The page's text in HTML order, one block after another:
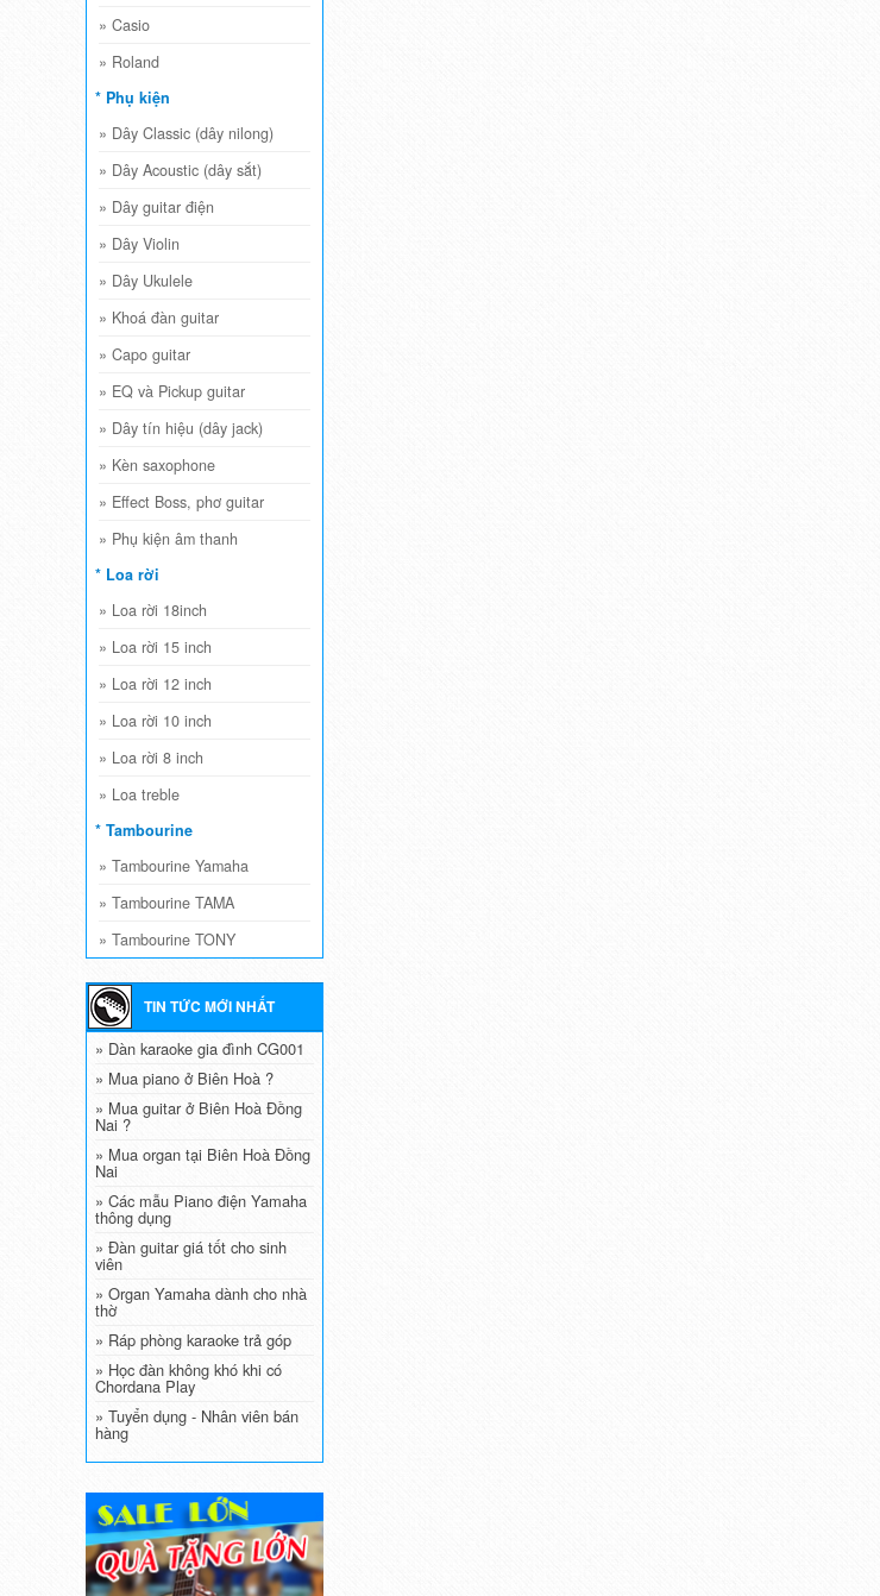
» Casio
» Roland
* Phụ kiện
» Dây Classic (dây nilong)
» Dây Acoustic (dây sắt)
» Dây guitar điện
» Dây Violin
» Dây Ukulele
» Khoá đàn guitar
» Capo guitar
» EQ và Pickup guitar
» Dây tín hiệu (dây jack)
» Kèn saxophone
» Effect Boss, phơ guitar
» Phụ kiện âm thanh
* Loa rời
» Loa rời 18inch
» Loa rời 15 inch
» Loa rời 12 inch
» Loa rời 10 inch
» Loa rời 8 inch
» Loa treble
* Tambourine
» Tambourine Yamaha
» Tambourine TAMA
» Tambourine TONY
TIN TỨC MỚI NHẤT
» Dàn karaoke gia đình CG001
» Mua piano ở Biên Hoà ?
» Mua guitar ở Biên Hoà Đồng
Nai ?
» Mua organ tại Biên Hoà Đồng
Nai
» Các mẫu Piano điện Yamaha
thông dụng
» Đàn guitar giá tốt cho sinh
viên
» Organ Yamaha dành cho nhà
thờ
» Ráp phòng karaoke trả góp
» Học đàn không khó khi có
Chordana Play
» Tuyển dụng - Nhân viên bán
hàng